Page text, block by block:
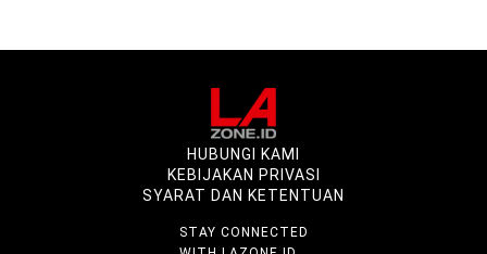
HUBUNGI KAMI
KEBIJAKAN PRIVASI
SYARAT DAN KETENTUAN
STAY CONNECTED